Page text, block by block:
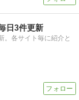
日3件更新
。各サイト毎に紹介と